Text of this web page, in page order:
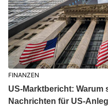
FINANZEN
US-Marktbericht:
Nachrichten für US-